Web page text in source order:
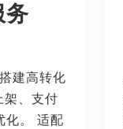
务
建高转化
架、支付
化。 适配